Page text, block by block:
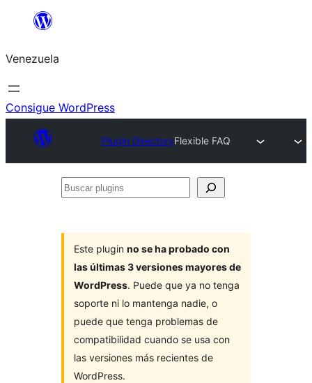
Saltar
contenido
Venezuela
Consigue WordPress
Plugin DirectoryFlexible FAQ
Buscar
Este plugin no se ha probado con
las últimas 3 versiones mayores de
WordPress. Puede que ya no tenga
soporte ni lo mantenga nadie, o
puede que tenga problemas de
compatibilidad cuando se usa con
las versiones más recientes de
WordPress.